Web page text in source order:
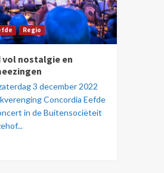
Regio
vol nostalgie en
3 december 2022
Concordia Eefde
in de Buitensociëteit